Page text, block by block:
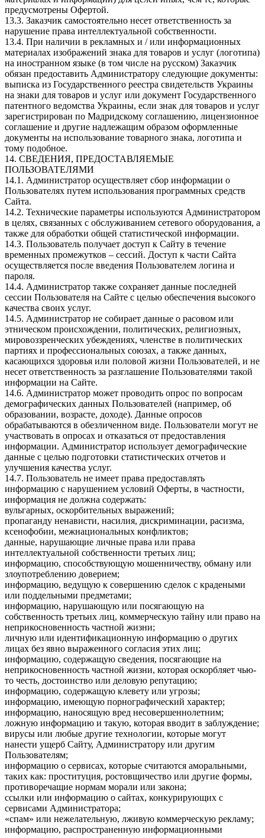
предусмотрены Офертой.
13.3. Заказчик самостоятельно несет ответственность за
нарушение права интеллектуальной собственности.
13.4. При наличии в рекламных и / или информационных
материалах изображений знака для товаров и услуг (логотипа)
на иностранном языке (в том числе на русском) Заказчик
обязан предоставить Администратору следующие документы:
выписка из Государственного реестра свидетельств Украины
на знаки для товаров и услуг или документ Государственного
патентного ведомства Украины, если знак для товаров и услуг
зарегистрирован по Мадридскому соглашению, лицензионное
соглашение и другие надлежащим образом оформленные
документы на использование товарного знака, логотипа и
тому подобное.
14. СВЕДЕНИЯ, ПРЕДОСТАВЛЯЕМЫЕ
ПОЛЬЗОВАТЕЛЯМИ
14.1. Администратор осуществляет сбор информации о
Пользователях путем использования программных средств
Сайта.
14.2. Технические параметры используются Администратором
в целях, связанных с обслуживанием сетевого оборудования, а
также для обработки общей статистической информации.
14.3. Пользователь получает доступ к Сайту в течение
временных промежутков – сессий. Доступ к части Сайта
осуществляется после введения Пользователем логина и
пароля.
14.4. Администратор также сохраняет данные последней
сессии Пользователя на Сайте с целью обеспечения высокого
качества своих услуг.
14.5. Администратор не собирает данные о расовом или
этническом происхождении, политических, религиозных,
мировоззренческих убеждениях, членстве в политических
партиях и профессиональных союзах, а также данных,
касающихся здоровья или половой жизни Пользователей, и не
несет ответственность за разглашение Пользователями такой
информации на Сайте.
14.6. Администратор может проводить опрос по вопросам
демографических данных Пользователей (например, об
образовании, возрасте, доходе). Данные опросов
обрабатываются в обезличенном виде. Пользователи могут не
участвовать в опросах и отказаться от предоставления
информации. Администратор использует демографические
данные с целью подготовки статистических отчетов и
улучшения качества услуг.
14.7. Пользователь не имеет права предоставлять
информацию с нарушением условий Оферты, в частности,
информация не должна содержать:
вульгарных, оскорбительных выражений;
пропаганду ненависти, насилия, дискриминации, расизма,
ксенофобии, межнациональных конфликтов;
данные, нарушающие личные права или права
интеллектуальной собственности третьих лиц;
информацию, способствующую мошенничеству, обману или
злоупотреблению доверием;
информацию, ведущую к совершению сделок с крадеными
или поддельными предметами;
информацию, нарушающую или посягающую на
собственность третьих лиц, коммерческую тайну или право на
неприкосновенность частной жизни;
личную или идентификационную информацию о других
лицах без явно выраженного согласия этих лиц;
информацию, содержащую сведения, посягающие на
неприкосновенность частной жизни, которая оскорбляет чью-
то честь, достоинство или деловую репутацию;
информацию, содержащую клевету или угрозы;
информацию, имеющую порнографический характер;
информацию, наносящую вред несовершеннолетним;
ложную информацию и такую, которая вводит в заблуждение;
вирусы или любые другие технологии, которые могут
нанести ущерб Сайту, Администратору или другим
Пользователям;
информацию о сервисах, которые считаются аморальными,
таких как: проституция, ростовщичество или другие формы,
противоречащие нормам морали или закона;
ссылки или информацию о сайтах, конкурирующих с
сервисами Администратора;
«спам» или нежелательную, лживую коммерческую рекламу;
информацию, распространенную информационными